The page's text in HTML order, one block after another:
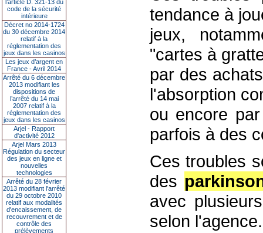
l’article D. 321-13 du
code de la sécurité
intérieure
Décret no 2014-1724
du 30 décembre 2014
relatif à la
réglementation des
jeux dans les casinos
Les jeux d’argent en
France - Avril 2014
Arrêté du 6 décembre
2013 modifiant les
dispositions de
l’arrêté du 14 mai
2007 relatif à la
réglementation des
jeux dans les casinos
Arjel - Rapport
d'activité 2012
Arjel Mars 2013
Régulation du secteur
des jeux en ligne et
nouvelles
technologies
Arrêté du 28 février
2013 modifiant l'arrêté
du 29 octobre 2010
relatif aux modalités
d'encaissement, de
recouvrement et de
contrôle des
prélèvements
tendance à
jeux,
"cartes à
par des
l'absorption
ou encore
parfois à des
Ces troubles
des
avec
selon l'agence.